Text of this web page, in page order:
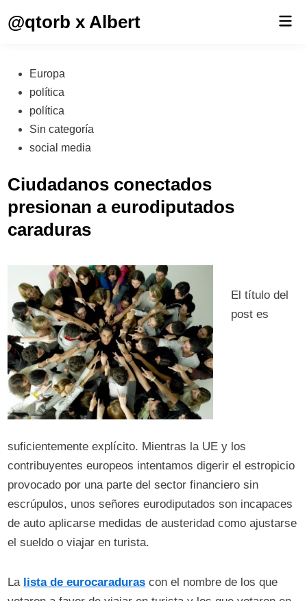
@qtorb x Albert
Publicado
en
Europa
política
política
Sin categoría
social media
Ciudadanos conectados
presionan a eurodiputados
caraduras
El título del
post es
suficientemente explícito. Mientras la UE y los
contribuyentes europeos intentamos digerir el estropicio
provocado por una parte del sector financiero sin
escrúpulos, unos señores eurodiputados son incapaces
de auto aplicarse medidas de austeridad como ajustarse
el sueldo o viajar en turista.
La lista de eurocaraduras con el nombre de los que